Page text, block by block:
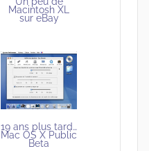
Macintosh XL
sur eBay
19 ans plus tard…
Mac OS X Public
Beta